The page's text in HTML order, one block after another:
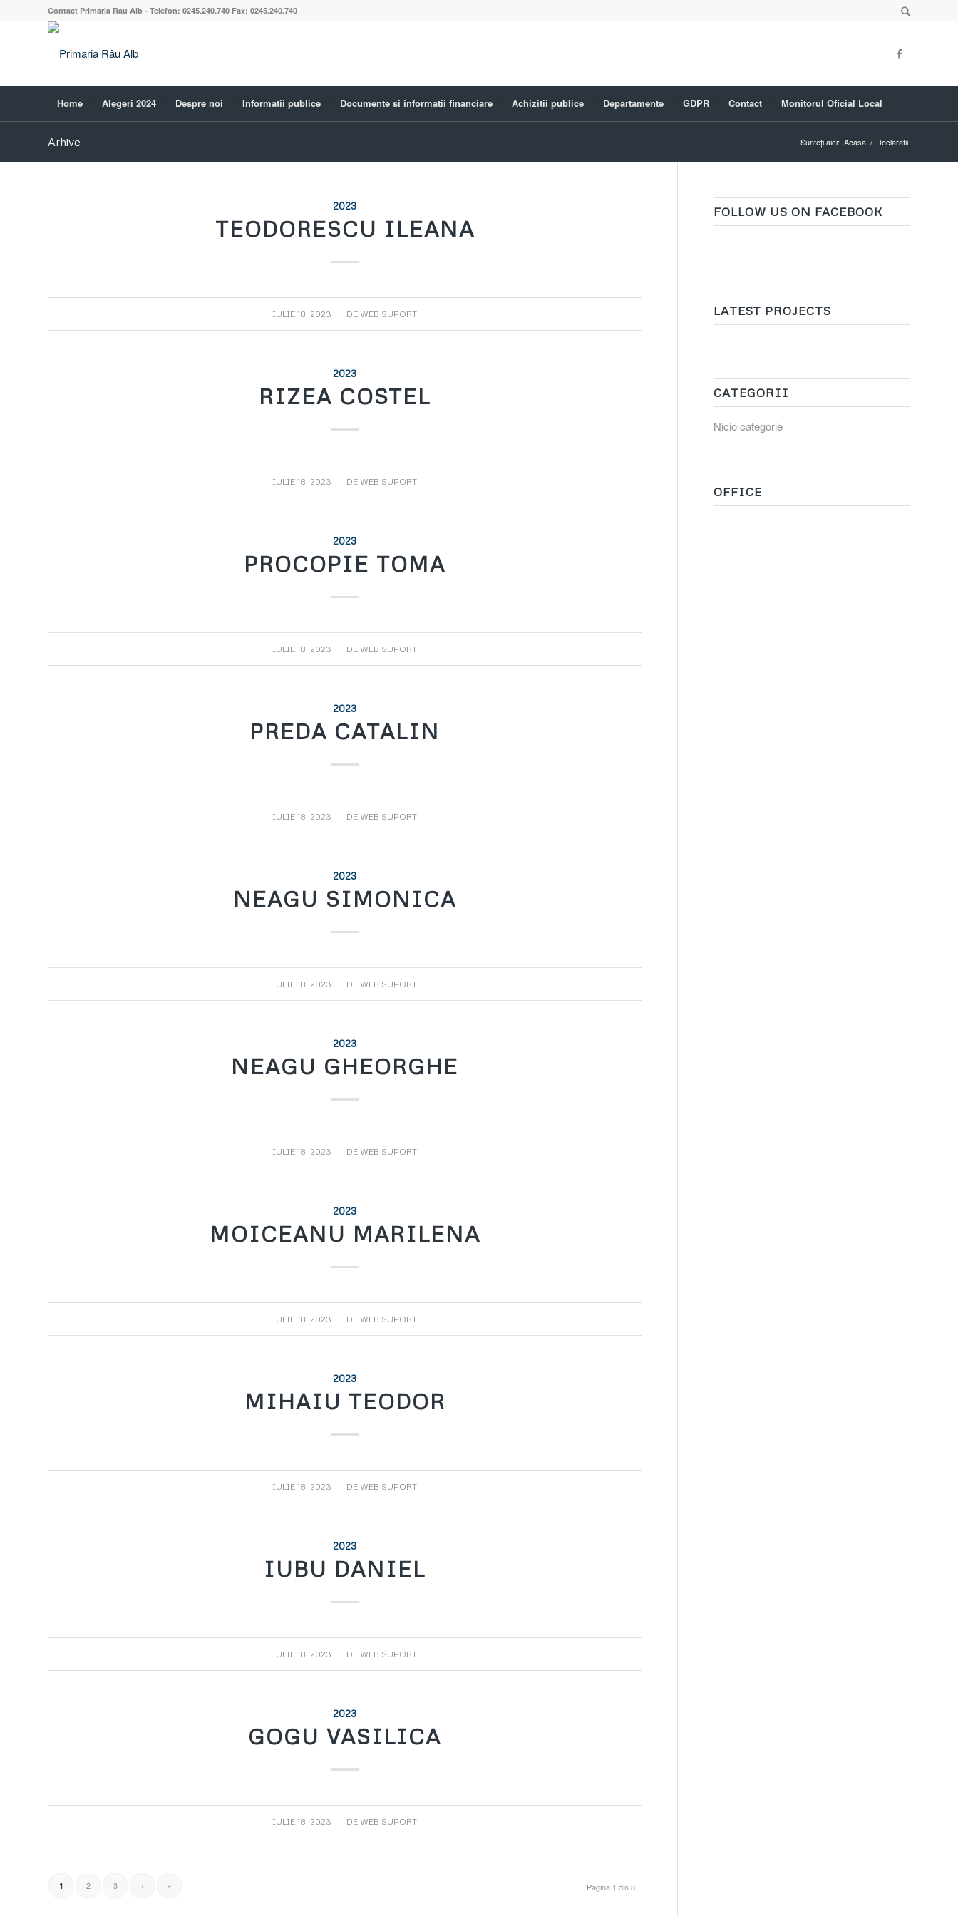
Contact Primaria Rau Alb - Telefon: 0245.240.740 Fax: 0245.240.740
Home Alegeri 2024 Despre noi Informatii publice Documente si informatii financiare Achizitii publice Departamente GDPR Contact Monitorul Oficial Local
Arhive Sunteți aici: Acasa / Declaratii
2023
TEODORESCU ILEANA
IULIE 18, 2023
/ DE WEB SUPORT
2023
RIZEA COSTEL
IULIE 18, 2023
/ DE WEB SUPORT
2023
PROCOPIE TOMA
IULIE 18, 2023
/ DE WEB SUPORT
2023
PREDA CATALIN
IULIE 18, 2023
/ DE WEB SUPORT
2023
NEAGU SIMONICA
IULIE 18, 2023
/ DE WEB SUPORT
2023
NEAGU GHEORGHE
IULIE 18, 2023
/ DE WEB SUPORT
2023
MOICEANU MARILENA
IULIE 18, 2023
/ DE WEB SUPORT
2023
MIHAIU TEODOR
IULIE 18, 2023
/ DE WEB SUPORT
2023
IUBU DANIEL
IULIE 18, 2023
/ DE WEB SUPORT
2023
GOGU VASILICA
IULIE 18, 2023
/ DE WEB SUPORT
Pagina 1 din 8
1 2 3 › »
FOLLOW US ON FACEBOOK
LATEST PROJECTS
CATEGORII
Nicio categorie
OFFICE